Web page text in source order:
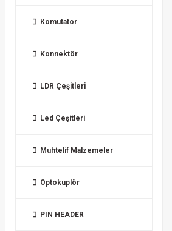
Komutator
Konnektör
LDR Çeşitleri
Led Çeşitleri
Muhtelif Malzemeler
Optokuplör
PIN HEADER